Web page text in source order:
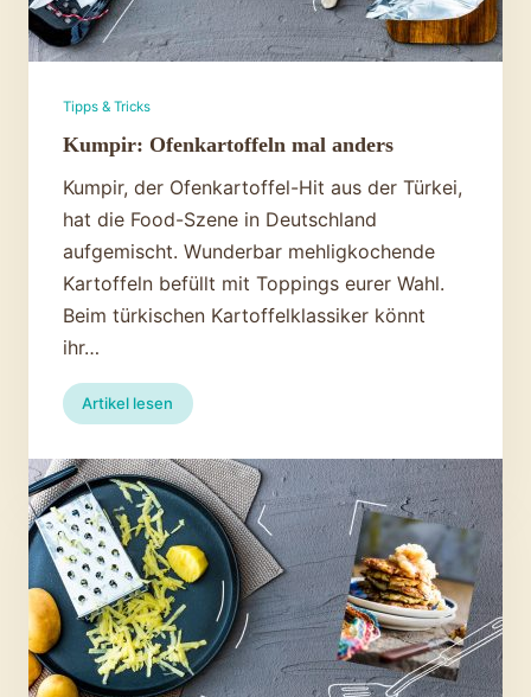
Tipps & Tricks
Kumpir: Ofenkartoffeln mal anders
Kumpir, der Ofenkartoffel-Hit aus der Türkei,
hat die Food-Szene in Deutschland
aufgemischt. Wunderbar mehligkochende
Kartoffeln befüllt mit Toppings eurer Wahl.
Beim türkischen Kartoffelklassiker könnt
ihr…
Artikel lesen
Kumpir:
mal
anders